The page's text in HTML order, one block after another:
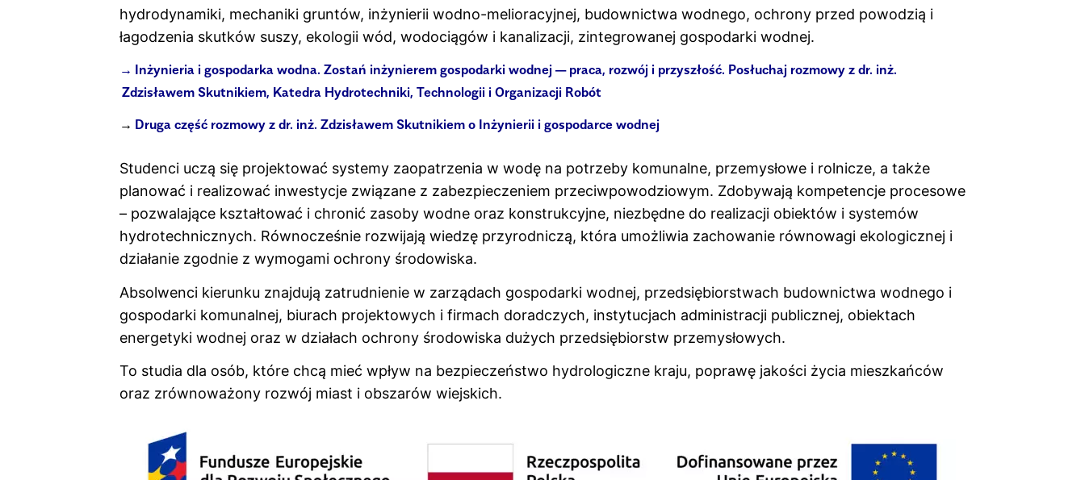
hydrodynamiki, mechaniki gruntów, inżynierii wodno-melioracyjnej, budownictwa wodnego, ochrony przed powodzią i
łagodzenia skutków suszy, ekologii wód, wodociągów i kanalizacji, zintegrowanej gospodarki wodnej.
Inżynieria i gospodarka wodna. Zostań inżynierem gospodarki wodnej — praca, rozwój i przyszłość. Posłuchaj rozmowy z dr. inż.
Zdzisławem Skutnikiem, Katedra Hydrotechniki, Technologii i Organizacji Robót
Druga część rozmowy z dr. inż. Zdzisławem Skutnikiem o Inżynierii i gospodarce wodnej
Studenci uczą się projektować systemy zaopatrzenia w wodę na potrzeby komunalne, przemysłowe i rolnicze, a także
planować i realizować inwestycje związane z zabezpieczeniem przeciwpowodziowym. Zdobywają kompetencje procesowe
– pozwalające kształtować i chronić zasoby wodne oraz konstrukcyjne, niezbędne do realizacji obiektów i systemów
hydrotechnicznych. Równocześnie rozwijają wiedzę przyrodniczą, która umożliwia zachowanie równowagi ekologicznej i
działanie zgodnie z wymogami ochrony środowiska.
Absolwenci kierunku znajdują zatrudnienie w zarządach gospodarki wodnej, przedsiębiorstwach budownictwa wodnego i
gospodarki komunalnej, biurach projektowych i firmach doradczych, instytucjach administracji publicznej, obiektach
energetyki wodnej oraz w działach ochrony środowiska dużych przedsiębiorstw przemysłowych.
To studia dla osób, które chcą mieć wpływ na bezpieczeństwo hydrologiczne kraju, poprawę jakości życia mieszkańców
oraz zrównoważony rozwój miast i obszarów wiejskich.